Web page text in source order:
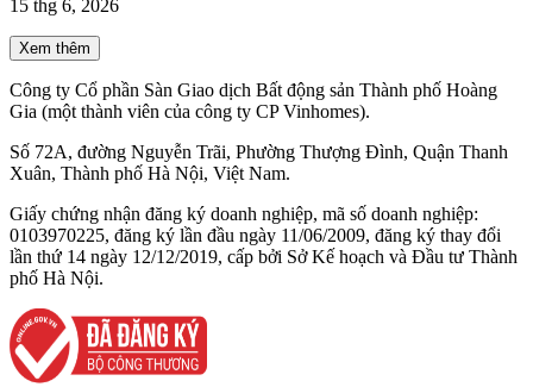
15 thg 6, 2026
Xem thêm
Công ty Cổ phần Sàn Giao dịch Bất động sản Thành phố Hoàng
Gia (một thành viên của công ty CP Vinhomes).
Số 72A, đường Nguyễn Trãi, Phường Thượng Đình, Quận Thanh
Xuân, Thành phố Hà Nội, Việt Nam.
Giấy chứng nhận đăng ký doanh nghiệp, mã số doanh nghiệp:
0103970225, đăng ký lần đầu ngày 11/06/2009, đăng ký thay đổi
lần thứ 14 ngày 12/12/2019, cấp bởi Sở Kế hoạch và Đầu tư Thành
phố Hà Nội.